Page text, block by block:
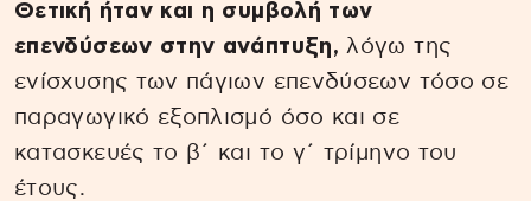
Θετική ήταν και η συμβολή των
επενδύσεων στην ανάπτυξη, λόγω της
ενίσχυσης των πάγιων επενδύσεων τόσο σε
παραγωγικό εξοπλισμό όσο και σε
κατασκευές το β΄ και το γ΄ τρίμηνο του
έτους.